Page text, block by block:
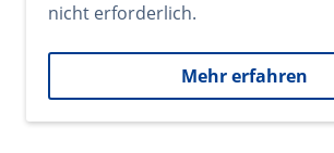
nicht erforderlich.
Mehr erfahren